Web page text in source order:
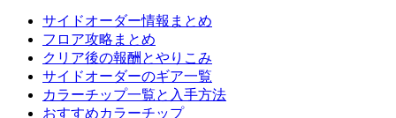
サイドオーダー情報まとめ
フロア攻略まとめ
クリア後の報酬とやりこみ
サイドオーダーのギア一覧
カラーチップ一覧と入手方法
おすすめカラーチップ